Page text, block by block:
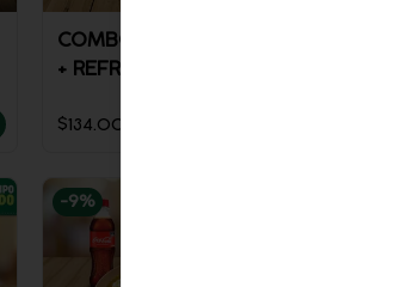
COMBO FLAUTAS
+ REFRESCO
$134.00
-9%